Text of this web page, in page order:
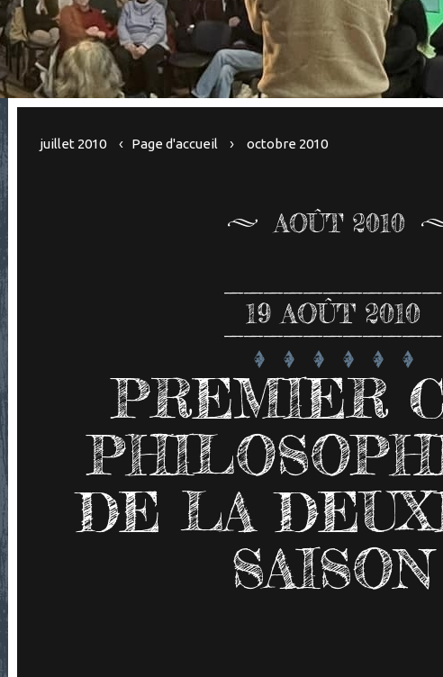
juillet 2010 Page d'accueil octobre 2010
AOÛT 2010
19 AOÛT 2010
PREMIER
DE LA
SAISON